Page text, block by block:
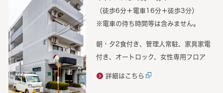
（徒歩6分＋電車16分＋徒歩3分）
※電車の待ち時間等は含みません。
朝・夕2食付き、管理人常駐、家具家電
付き、オートロック、女性専用フロア
詳細はこちら